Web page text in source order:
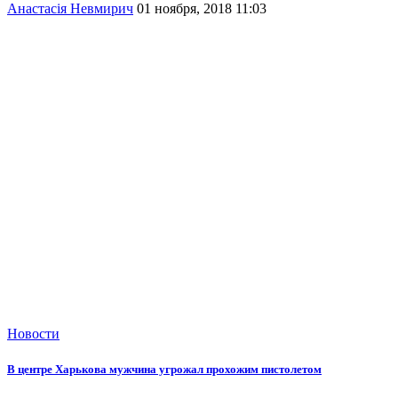
Анастасія Невмирич 01 ноября, 2018 11:03
Новости
В центре Харькова мужчина угрожал прохожим пистолетом